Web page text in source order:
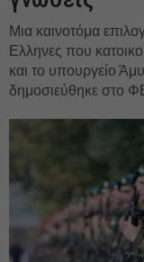
Μια καινοτόμα
Ελληνες που
και το υπουργείο
δημοσιεύθηκε στο